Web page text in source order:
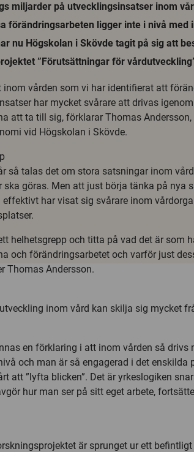
miljarder på utvecklingsinsatser inom
förändringsarbeten ligger inte i nivå med
nu Högskolan i Skövde tagit på sig att
”Förutsättningar för
inom vården som vi har identifierat att
har mycket svårare att drivas
att ta till sig, förklarar Thomas Andersson,
vid Högskolan i Skövde.
så talas det om stora satsningar inom
ska göras. Men att just börja tänka på nya
effektivt har visat sig svårare inom
helhetsgrepp och titta på vad det är som
och förändringsarbetet och varför just
Thomas Andersson.
inom vård kan skilja sig mycket
en förklaring i att inom vården så drivs
och man är så engagerad i det enskilda
att ”lyfta blicken”. Det är yrkeslogiken
hur man ser på sitt eget arbete,
är sprunget ur ett